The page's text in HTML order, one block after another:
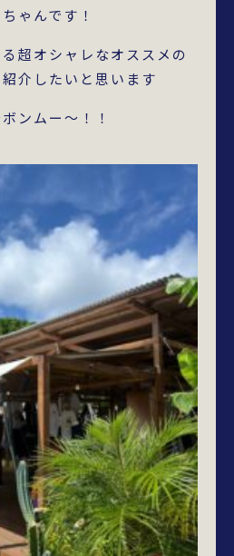
ゃんです！
超オシャレなオススメの
介したいと思います
ンムー～！！